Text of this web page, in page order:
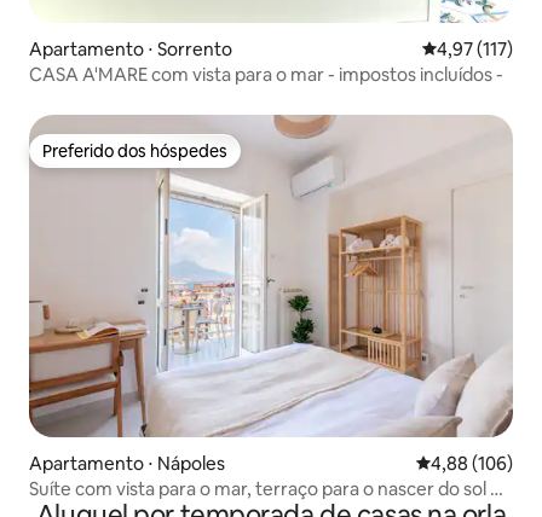
Apartamento ⋅ Sorrento 4,97 de uma
4,97 (117)
CASA A'MARE com vista para o mar - impostos incluídos -
Preferido dos hóspedes
Preferido dos hóspedes
Apartamento ⋅ Nápoles 4,88 de uma
4,88 (106)
Suíte com vista para o mar, terraço para o nascer do sol e
2 quartos